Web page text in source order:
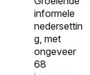
informele
nedersettin
g, met
ongeveer
68